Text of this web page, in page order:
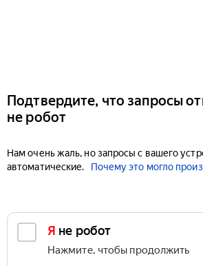
Подтвердите, что запросы
не робот
Нам очень жаль, но запросы с вашего
автоматические.
Почему это могло
Я не робот
Нажмите, чтобы продолжить